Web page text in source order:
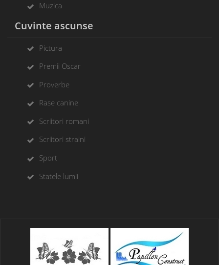
Muzica
Cuvinte ascunse
Pictura
Premii Oscar
Proverbe
Rase canine
Scriitori romani
Scriitori straini
Sport
Statele lumii